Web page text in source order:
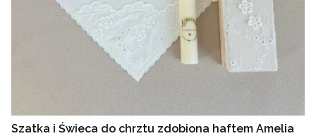
Szatka i Świeca do chrztu zdobiona haftem Amelia